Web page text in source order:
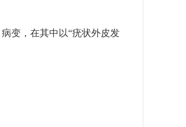
变，在其中以“疣状外皮发